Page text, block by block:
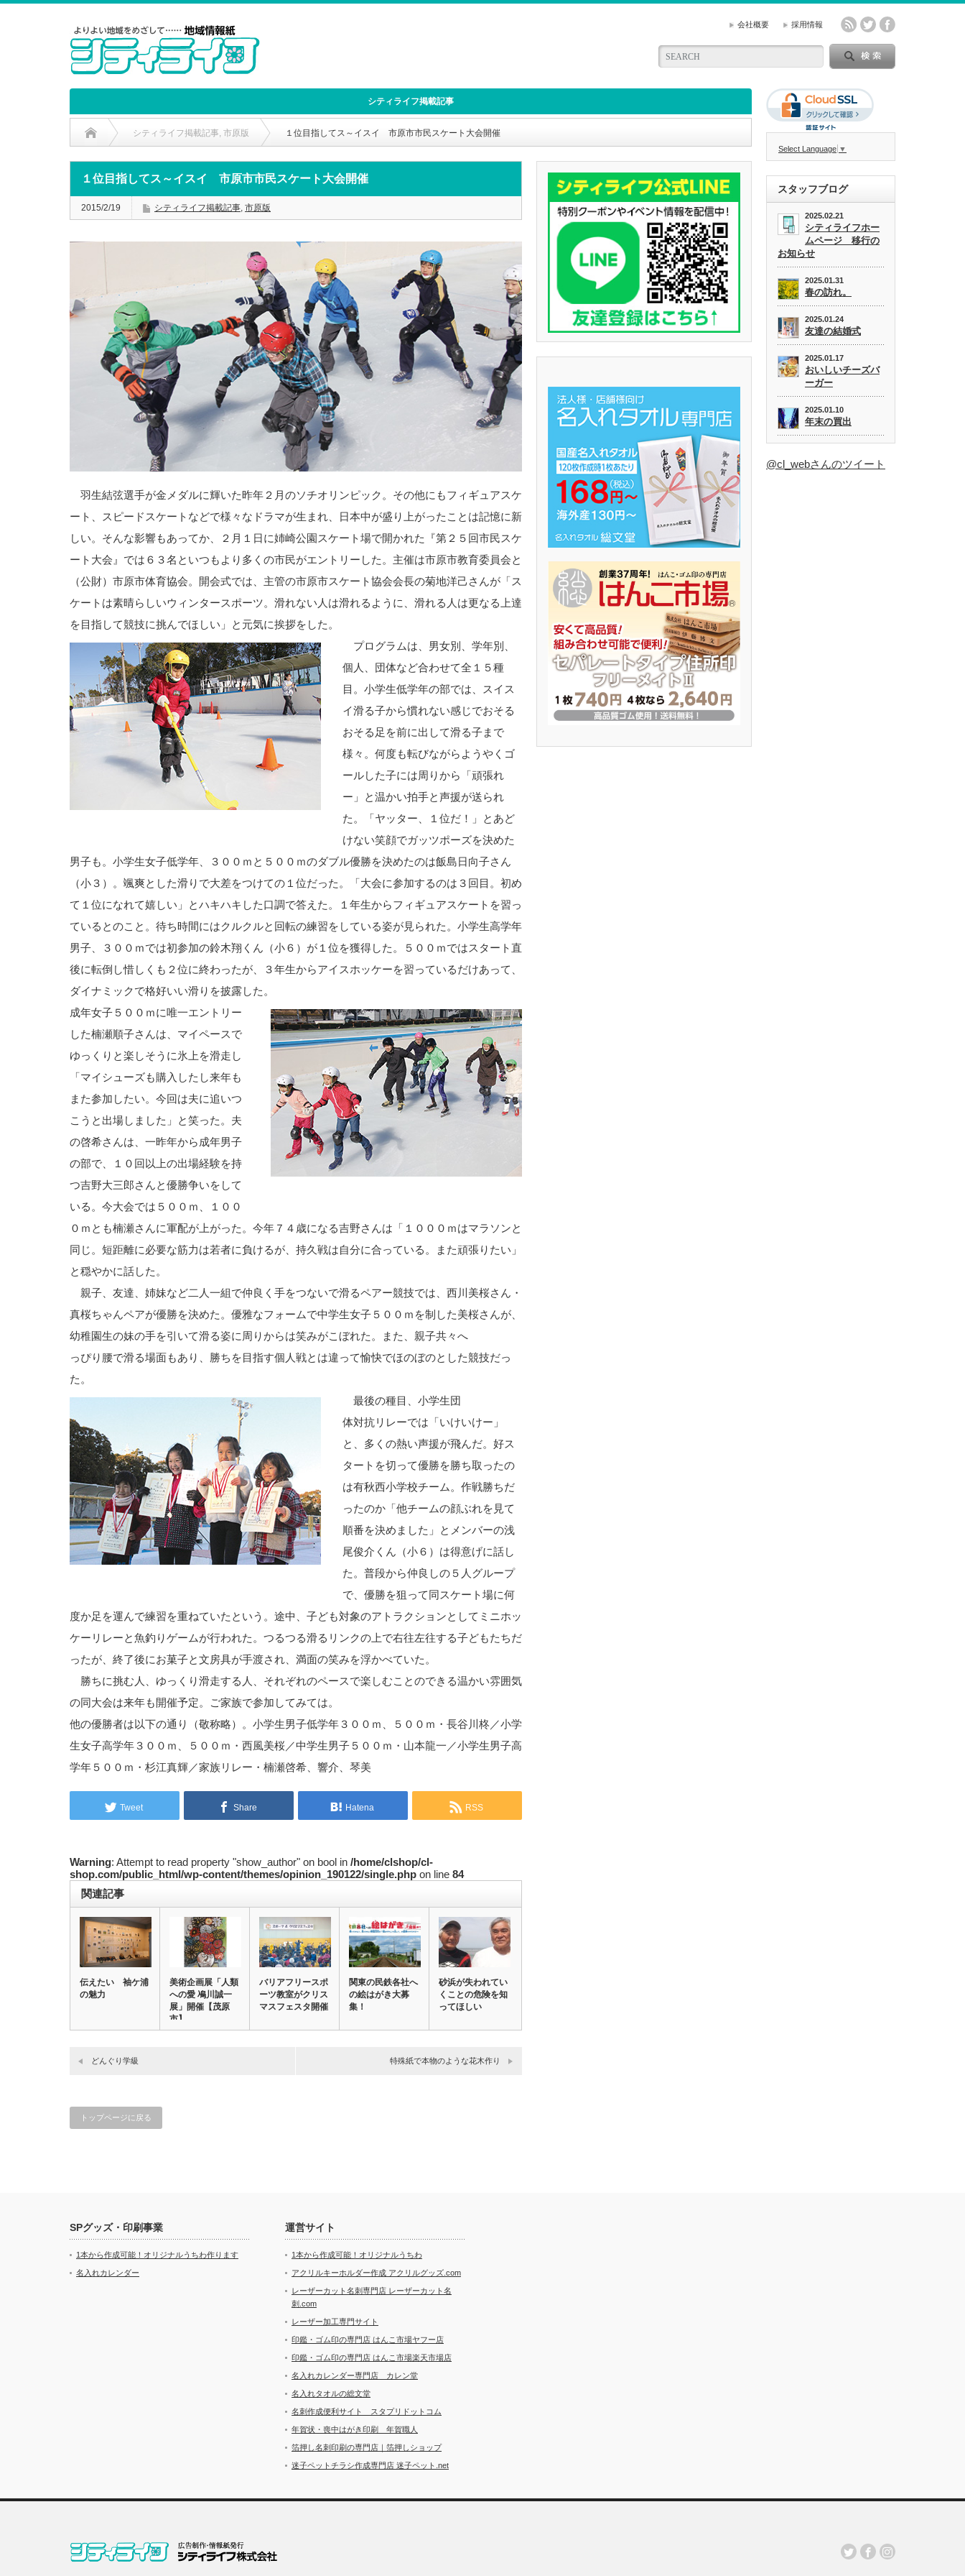
会社概要 採用情報
シティライフ掲載記事
シティライフ掲載記事, 市原版 １位目指してス～イスイ 市原市市民スケート大会開催
１位目指してス～イスイ 市原市市民スケート大会開催
2015/2/19 シティライフ掲載記事, 市原版
羽生結弦選手が金メダルに輝いた昨年２月のソチオリンピック。その他にもフィギュアスケ
ート、スピードスケートなどで様々なドラマが生まれ、日本中が盛り上がったことは記憶に新
しい。そんな影響もあってか、２月１日に姉崎公園スケート場で開かれた『第２５回市民スケ
ート大会』では６３名といつもより多くの市民がエントリーした。主催は市原市教育委員会と
（公財）市原市体育協会。開会式では、主管の市原市スケート協会会長の菊地洋己さんが「ス
ケートは素晴らしいウィンタースポーツ。滑れない人は滑れるように、滑れる人は更なる上達
を目指して競技に挑んでほしい」と元気に挨拶をした。
プログラムは、男女別、学年別、
個人、団体など合わせて全１５種
目。小学生低学年の部では、スイス
イ滑る子から慣れない感じでおそる
おそる足を前に出して滑る子まで
様々。何度も転びながらようやくゴ
ールした子には周りから「頑張れ
ー」と温かい拍手と声援が送られ
た。「ヤッター、１位だ！」とあど
けない笑顔でガッツポーズを決めた
男子も。小学生女子低学年、３００ｍと５００ｍのダブル優勝を決めたのは飯島日向子さん
（小３）。颯爽とした滑りで大差をつけての１位だった。「大会に参加するのは３回目。初め
て１位になれて嬉しい」とハキハキした口調で答えた。１年生からフィギュアスケートを習っ
ているとのこと。待ち時間にはクルクルと回転の練習をしている姿が見られた。小学生高学年
男子、３００ｍでは初参加の鈴木翔くん（小６）が１位を獲得した。５００ｍではスタート直
後に転倒し惜しくも２位に終わったが、３年生からアイスホッケーを習っているだけあって、
ダイナミックで格好いい滑りを披露した。
成年女子５００ｍに唯一エントリー
した楠瀬順子さんは、マイペースで
ゆっくりと楽しそうに氷上を滑走し
「マイシューズも購入したし来年も
また参加したい。今回は夫に追いつ
こうと出場しました」と笑った。夫
の啓希さんは、一昨年から成年男子
の部で、１０回以上の出場経験を持
つ吉野大三郎さんと優勝争いをして
いる。今大会では５００ｍ、１００
０ｍとも楠瀬さんに軍配が上がった。今年７４歳になる吉野さんは「１０００ｍはマラソンと
同じ。短距離に必要な筋力は若者に負けるが、持久戦は自分に合っている。また頑張りたい」
と穏やかに話した。
親子、友達、姉妹など二人一組で仲良く手をつないで滑るペアー競技では、西川美桜さん・
真桜ちゃんペアが優勝を決めた。優雅なフォームで中学生女子５００ｍを制した美桜さんが、
幼稚園生の妹の手を引いて滑る姿に周りからは笑みがこぼれた。また、親子共々へ
っぴり腰で滑る場面もあり、勝ちを目指す個人戦とは違って愉快でほのぼのとした競技だっ
た。
最後の種目、小学生団
体対抗リレーでは「いけいけー」
と、多くの熱い声援が飛んだ。好ス
タートを切って優勝を勝ち取ったの
は有秋西小学校チーム。作戦勝ちだ
ったのか「他チームの顔ぶれを見て
順番を決めました」とメンバーの浅
尾俊介くん（小６）は得意げに話し
た。普段から仲良しの５人グループ
で、優勝を狙って同スケート場に何
度か足を運んで練習を重ねていたという。途中、子ども対象のアトラクションとしてミニホッ
ケーリレーと魚釣りゲームが行われた。つるつる滑るリンクの上で右往左往する子どもたちだ
ったが、終了後にお菓子と文房具が手渡され、満面の笑みを浮かべていた。
勝ちに挑む人、ゆっくり滑走する人、それぞれのペースで楽しむことのできる温かい雰囲気
の同大会は来年も開催予定。ご家族で参加してみては。
他の優勝者は以下の通り（敬称略）。小学生男子低学年３００ｍ、５００ｍ・長谷川柊／小学
生女子高学年３００ｍ、５００ｍ・西風美桜／中学生男子５００ｍ・山本龍一／小学生男子高
学年５００ｍ・杉江真輝／家族リレー・楠瀬啓希、響介、琴美
Tweet Share Hatena RSS
Warning: Attempt to read property "show_author" on bool in /home/clshop/cl-
shop.com/public_html/wp-content/themes/opinion_190122/single.php on line 84
関連記事
伝えたい 袖ケ浦
の魅力
美術企画展「人類
への愛 鳰川誠一
展」開催【茂原
市】
バリアフリースポ
ーツ教室がクリス
マスフェスタ開催
関東の民鉄各社へ
の絵はがき大募
集！
砂浜が失われてい
くことの危険を知
ってほしい
どんぐり学級 特殊紙で本物のような花木作り
トップページに戻る
Select Language ▼
スタッフブログ
2025.02.21
シティライフホー
ムページ 移行の
お知らせ
2025.01.31
春の訪れ。
2025.01.24
友達の結婚式
2025.01.17
おいしいチーズバ
ーガー
2025.01.10
年末の買出
@cl_webさんのツイート
SPグッズ・印刷事業
1本から作成可能！オリジナルうちわ作ります
名入れカレンダー
運営サイト
1本から作成可能！オリジナルうちわ
アクリルキーホルダー作成 アクリルグッズ.com
レーザーカット名刺専門店 レーザーカット名
刺.com
レーザー加工専門サイト
印鑑・ゴム印の専門店 はんこ市場ヤフー店
印鑑・ゴム印の専門店 はんこ市場楽天市場店
名入れカレンダー専門店 カレン堂
名入れタオルの総文堂
名刺作成便利サイト スタプリドットコム
年賀状・喪中はがき印刷 年賀職人
箔押し名刺印刷の専門店｜箔押しショップ
迷子ペットチラシ作成専門店 迷子ペット.net